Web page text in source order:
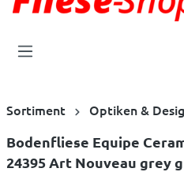
Sortiment Optiken &
Bodenfliese Equipe
24395 Art Nouveau grey